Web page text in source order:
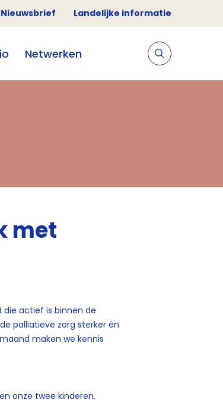
Nieuwsbrief Landelijke informatie
Netwerken
met
die actief is binnen de
palliatieve zorg sterker én
maken we kennis
onze twee kinderen.